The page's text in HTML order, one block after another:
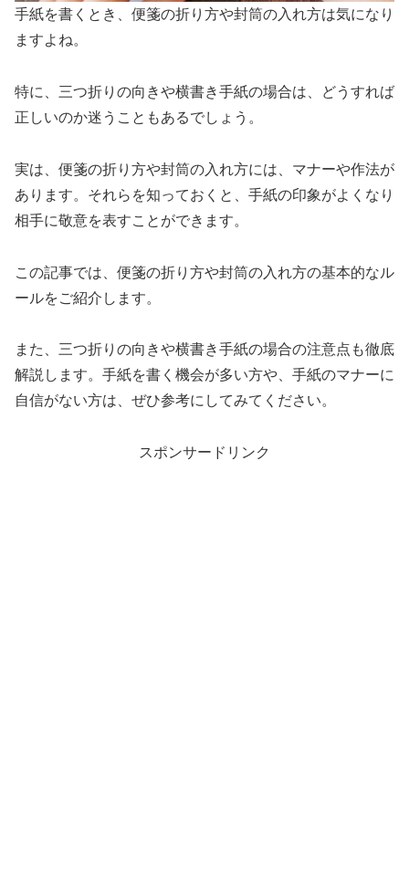
手紙を書くとき、便箋の折り方や封筒の入れ方は気になり
ますよね。
特に、三つ折りの向きや横書き手紙の場合は、どうすれば
正しいのか迷うこともあるでしょう。
実は、便箋の折り方や封筒の入れ方には、マナーや作法が
あります。それらを知っておくと、手紙の印象がよくなり
相手に敬意を表すことができます。
この記事では、便箋の折り方や封筒の入れ方の基本的なル
ールをご紹介します。
また、三つ折りの向きや横書き手紙の場合の注意点も徹底
解説します。手紙を書く機会が多い方や、手紙のマナーに
自信がない方は、ぜひ参考にしてみてください。
スポンサードリンク